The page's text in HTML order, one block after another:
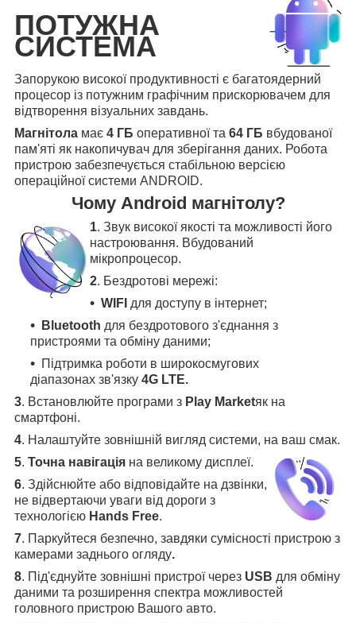
ПОТУЖНА
СИСТЕМА
Запорукою високої продуктивності є багатоядерний
процесор із потужним графічним прискорювачем для
відтворення візуальних завдань.
Магнітола має 4 ГБ оперативної та 64 ГБ вбудованої
пам'яті як накопичувач для зберігання даних. Робота
пристрою забезпечується стабільною версією
операційної системи ANDROID.
Чому Android магнітолу?
1. Звук високої якості та можливості його
настроювання. Вбудований
мікропроцесор.
2. Бездротові мережі:
WIFI для доступу в інтернет;
Bluetooth для бездротового з'єднання з
пристроями та обміну даними;
Підтримка роботи в широкосмугових
діапазонах зв'язку 4G LTE.
3. Встановлюйте програми з Play Marketяк на
смартфоні.
4. Налаштуйте зовнішній вигляд системи, на ваш смак.
5. Точна навігація на великому дисплеї.
6. Здійснюйте або відповідайте на дзвінки,
не відвертаючи уваги від дороги з
технологією Hands Free.
7. Паркуйтеся безпечно, завдяки сумісності пристрою з
камерами заднього огляду.
8. Під'єднуйте зовнішні пристрої через USB для обміну
даними та розширення спектра можливостей
головного пристрою Вашого авто.